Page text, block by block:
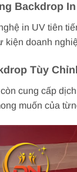
Backdrop
in UV tiên
kiện doanh
Tùy
cung cấp
muốn của